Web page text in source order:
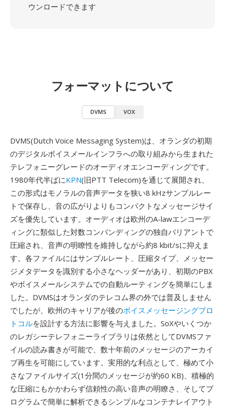
ウンロードできます
フォーマットについて
DVMS VOX
DVMS(Dutch Voice Messaging System)は、オランダの初期
のデジタルボイスメールインフラへの取り組みから生まれた
テレフォニーグレードのオーディオエンコーディングです。
1980年代半ばにKPN(旧PTT Telecom)を通じて展開され、
この形式はモノラルの音声データを狭い8 kHzサンプルレー
トで保存し、音の広がりよりもコンパクトなメッセージサイ
ズを優先しています。オーディオは欧州のA-lawエンコーデ
ィングに類似した対数コンパンディングの独自バリアントで
圧縮され、音声の明瞭性を維持しながら約8 kbit/sに抑えま
す。各ファイルにはサンプルレート、圧縮タイプ、メッセー
ジメタデータを識別する小さなヘッダーがあり、初期のPBX
やボイスメールシステムでの自動ルーティングを簡単にしま
した。DVMSはオランダのテレコム界の外では普及しません
でしたが、欧州のキャリアが後のボイスメッセージングプロ
トコルを設計する方法に影響を与えました。SoXやいくつか
のレガシーテレフォニーライブラリは依然としてDVMSファ
イルの読み書きが可能で、数十年前のメッセージのアーカイ
ブ再生を可能にしています。実用的な利点として、極めて小
さなファイルサイズ(1分間のメッセージが約60 KB)、積極的
な圧縮にもかかわらず信頼性の高い音声の明瞭さ、そしてプ
ログラムで簡単に解析できるシンプルなコンテナレイアウト